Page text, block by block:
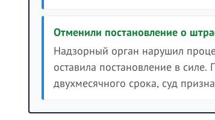
Отменили постановление о
Надзорный орган нарушил
оставила постановление в
двухмесячного срока, суд